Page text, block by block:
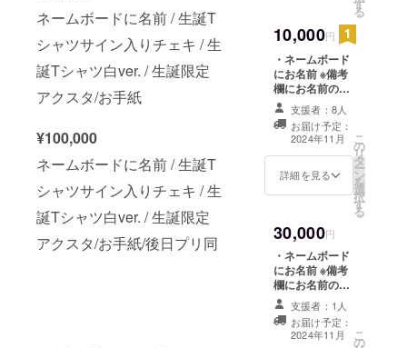
ネームボードに名前 / 生誕T
シャツサイン入りチェキ / 生
誕Tシャツ白ver. / 生誕限定
アクスタ/お手紙
¥100,000
ネームボードに名前 / 生誕T
シャツサイン入りチェキ / 生
誕Tシャツ白ver. / 生誕限定
アクスタ/お手紙/後日プリ同
す
る
10,000円
・ネームボード
にお名前 ※備考
欄にお名前のご
記入をお願いい
たします ・生誕
Tシャツサイン入
りチェキ ・生誕
Tシャツ白ver.
XLサイズ
支援者：8人
お届け予定：
2024年11月
詳細を見る
こ
の
リ
タ
ー
ン
を
選
択
す
る
30,000円
・ネームボード
にお名前 ※備考
欄にお名前のご
記入をお願いい
たします ・生誕
Tシャツサイン入
りチェキ ・生誕
支援者：1人
お届け予定：
2024年11月
こ
の